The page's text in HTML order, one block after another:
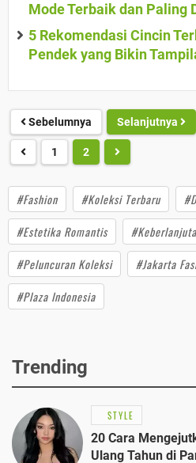
Mode Terbaik dan Paling
5 Rekomendasi Cincin
Pendek yang Bikin
Sebelumnya Selanjutnya
1 2
#Fashion #Koleksi Terbaru
#Estetika Romantis
#Peluncuran Koleksi
#Jakarta
#Plaza Indonesia
Trending
STYLE
20 Cara
Ulang Tahun di